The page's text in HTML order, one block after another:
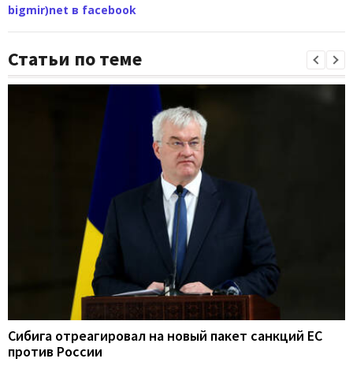
bigmir)net в facebook
Статьи по теме
Сибига отреагировал на новый пакет санкций ЕС
против России